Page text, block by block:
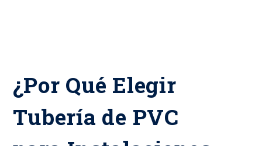
¿Por Qué Elegir
Tubería de PVC